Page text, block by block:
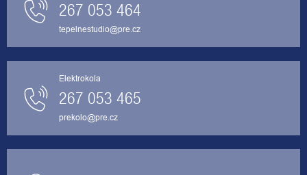
267 053 464
tepelnestudio@pre.cz
Elektrokola
267 053 465
prekolo@pre.cz